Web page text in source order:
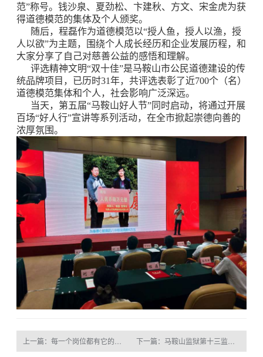
范”称号。钱沙泉、夏劲松、卞建秋、方文、宋金虎为获
得道德模范的集体及个人颁奖。
随后，程磊作为道德模范以“授人鱼，授人以渔，授
人以欲”为主题，围绕个人成长经历和企业发展历程，和
大家分享了自己对慈善公益的感悟和理解。
评选精神文明“双十佳”是马鞍山市公民道德建设的传
统品牌项目，已历时31年，共评选表彰了近700个（名）
道德模范集体和个人，社会影响广泛深远。
当天，第五届“马鞍山好人节”同时启动，将通过开展
百场“好人行”宣讲等系列活动，在全市掀起崇德向善的
浓厚氛围。
下一篇：马鞍山监狱第十三监区党支部一行来百助开展主题党日活动